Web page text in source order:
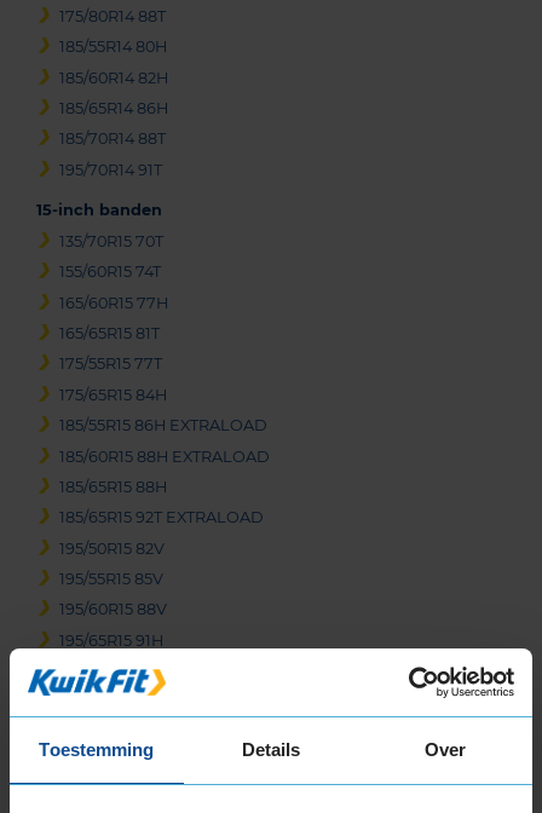
Toestemming Details Over
175/80R14 88T
185/55R14 80H
185/60R14 82H
185/65R14 86H
185/70R14 88T
195/70R14 91T
15-inch banden
135/70R15 70T
155/60R15 74T
165/60R15 77H
165/65R15 81T
175/55R15 77T
175/65R15 84H
185/55R15 86H EXTRALOAD
185/60R15 88H EXTRALOAD
185/65R15 88H
185/65R15 92T EXTRALOAD
195/50R15 82V
195/55R15 85V
195/60R15 88V
195/65R15 91H
195/65R15 91V
195/65R15 95H EXTRALOAD
205/60R15 91V